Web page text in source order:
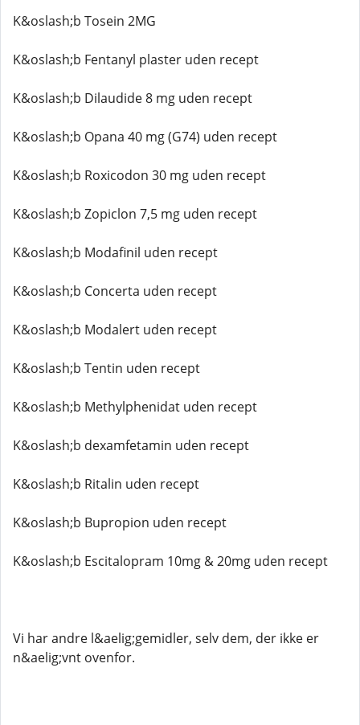
K&oslash;b Tosein 2MG
K&oslash;b Fentanyl plaster uden recept
K&oslash;b Dilaudide 8 mg uden recept
K&oslash;b Opana 40 mg (G74) uden recept
K&oslash;b Roxicodon 30 mg uden recept
K&oslash;b Zopiclon 7,5 mg uden recept
K&oslash;b Modafinil uden recept
K&oslash;b Concerta uden recept
K&oslash;b Modalert uden recept
K&oslash;b Tentin uden recept
K&oslash;b Methylphenidat uden recept
K&oslash;b dexamfetamin uden recept
K&oslash;b Ritalin uden recept
K&oslash;b Bupropion uden recept
K&oslash;b Escitalopram 10mg & 20mg uden recept
Vi har andre l&aelig;gemidler, selv dem, der ikke er
n&aelig;vnt ovenfor.